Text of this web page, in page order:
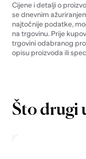
Cijene i detalji o
se dnevnim
najtočnije podatke,
na trgovinu. Prije
trgovini odabranog
opisu proizvoda ili
Što drugi